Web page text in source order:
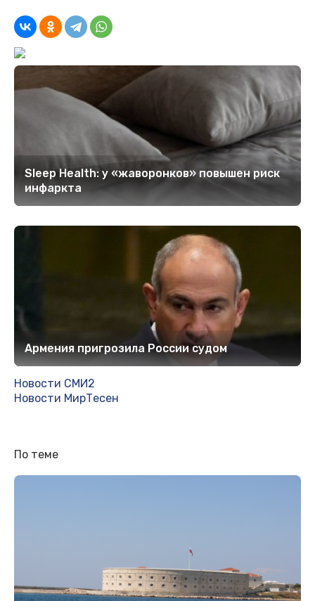
Sleep Health: у «жаворонков» повышен риск
инфаркта
Армения пригрозила России судом
Новости СМИ2
Новости МирТесен
По теме